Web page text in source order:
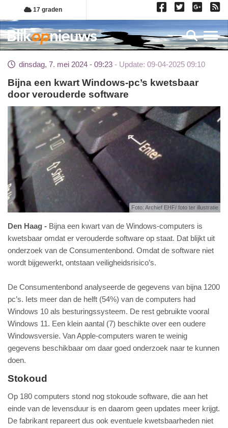
Overslaan
en
naar
de
gaan
17 graden
dinsdag, 7. mei 2024 - 09:23 Update: 09-04-2025 09:10
Bijna een kwart Windows-pc’s kwetsbaar
door verouderde software
Foto: Archief EHF/ foto ter illustratie
Den Haag
Bijna een kwart van de Windows-computers is
kwetsbaar omdat er verouderde software op staat. Dat blijkt uit
onderzoek van de Consumentenbond. Omdat de software niet
wordt bijgewerkt, ontstaan veiligheidsrisico’s.
De Consumentenbond analyseerde de gegevens van bijna 1200
pc’s. Iets meer dan de helft (54%) van de computers had
Windows 10 als besturingssysteem. De rest gebruikte vooral
Windows 11. Een klein aantal (7) beschikte over een oudere
Windowsversie. Van Apple-computers waren te weinig
gegevens beschikbaar om daar goed onderzoek naar te kunnen
doen.
Stokoud
Op 180 computers stond nog stokoude software, die aan het
einde van de levensduur is en daarom geen updates meer krijgt.
De fabrikant repareert dus ook eventuele kwetsbaarheden niet